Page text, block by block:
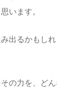
います。
出るかもし
の力を、ど